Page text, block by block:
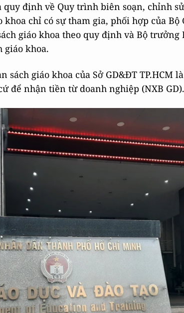
quy định về Quy trình biên soạn, chỉnh
chỉ có sự tham gia, phối hợp của
giáo khoa theo quy định và Bộ trưởng
giáo khoa.
sách giáo khoa của Sở GD&ĐT TP.HCM
để nhận tiền từ doanh nghiệp (NXB GD).